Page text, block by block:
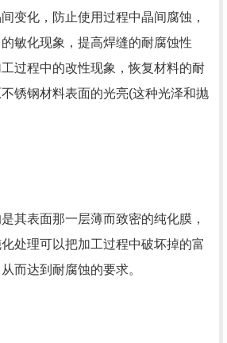
变化，防止使用过程中晶间腐蚀，
敏化现象，提高焊缝的耐腐蚀性
过程中的改性现象，恢复材料的耐
锈钢材料表面的光亮(这种光泽和抛
其表面那一层薄而致密的纯化膜，
处理可以把加工过程中破坏掉的富
而达到耐腐蚀的要求。